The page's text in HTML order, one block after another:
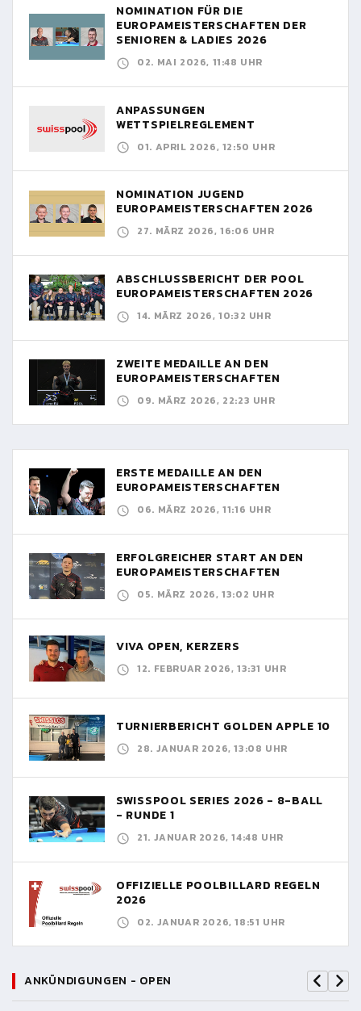
NOMINATION FÜR DIE
EUROPAMEISTERSCHAFTEN DER
SENIOREN & LADIES 2026
02. MAI 2026, 11:48 UHR
ANPASSUNGEN
WETTSPIELREGLEMENT
01. APRIL 2026, 12:50 UHR
NOMINATION JUGEND
EUROPAMEISTERSCHAFTEN 2026
27. MÄRZ 2026, 16:06 UHR
ABSCHLUSSBERICHT DER POOL
EUROPAMEISTERSCHAFTEN 2026
14. MÄRZ 2026, 10:32 UHR
ZWEITE MEDAILLE AN DEN
EUROPAMEISTERSCHAFTEN
09. MÄRZ 2026, 22:23 UHR
ERSTE MEDAILLE AN DEN
EUROPAMEISTERSCHAFTEN
06. MÄRZ 2026, 11:16 UHR
ERFOLGREICHER START AN DEN
EUROPAMEISTERSCHAFTEN
05. MÄRZ 2026, 13:02 UHR
VIVA OPEN, KERZERS
12. FEBRUAR 2026, 13:31 UHR
TURNIERBERICHT GOLDEN APPLE 10
28. JANUAR 2026, 13:08 UHR
SWISSPOOL SERIES 2026 - 8-BALL
- RUNDE 1
21. JANUAR 2026, 14:48 UHR
OFFIZIELLE POOLBILLARD REGELN
2026
02. JANUAR 2026, 18:51 UHR
ANKÜNDIGUNGEN - OPEN